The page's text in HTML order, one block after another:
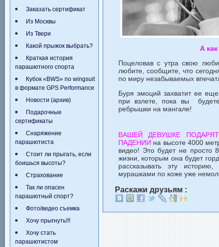
Заказать сертификат
Из Москвы
Из Твери
Какой прыжок выбрать?
Краткая история
парашютного спорта
Кубок «BWS» по wingsuit
в формате GPS Performance
Новости (архив)
Подарочные
сертификаты
Снаряжение
парашютиста
Стоит ли прыгать, если
боишься высоты?
Страхование
Так ли опасен
парашютный спорт?
Фото/видео съемка
Хочу прыгнуть!!!
Хочу стать
парашютистом
А
Поцеловав с утра свою
любите, сообщите, что
по миру незабываемых
Буря эмоций захватит ее
при взлете, пока вы
ребрышки на мангале!
ВАШЕЙ ДЕВУШКЕ
ПАДЕНИИ на высоте 4000
видео! Это будет не просто
жизни, которым она будет
рассказывать эту
мурашками по коже уже
Раскажи друзьям :